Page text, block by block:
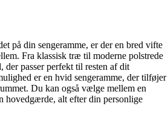
på din sengeramme, er der en bred vifte
Fra klassisk træ til moderne polstrede
der passer perfekt til resten af dit
er en hvid sengeramme, der tilføjer
Du kan også vælge mellem en
hovedgærde, alt efter din personlige